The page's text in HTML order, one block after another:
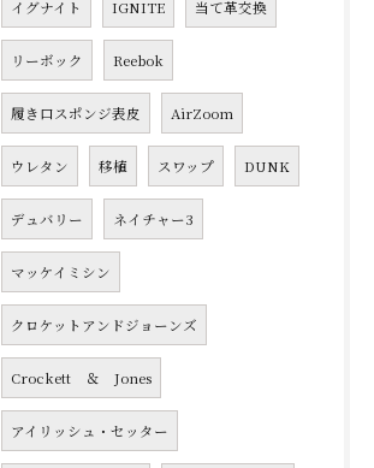
イグナイト IGNITE 当て革交換
リーボック Reebok
履き口スポンジ表皮 AirZoom
ウレタン 移植 スワップ DUNK
デュバリー ネイチャー3
マッケイミシン
クロケットアンドジョーンズ
Crockett ＆ Jones
アイリッシュ・セッター